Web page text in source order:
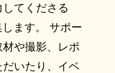
てくださる
ます。 サポー
や撮影、レポ
いたり、イベ